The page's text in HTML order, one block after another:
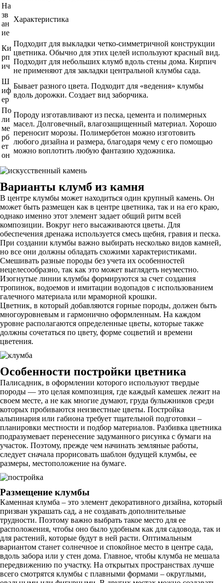
На
зв
ан
ие
Характеристика
Ки
рп
ич
Подходит для выкладки четко-симметричной конструкции
цветника. Обычно для этих целей используют красный вид.
Подходит для небольших клумб вдоль стены дома. Кирпич
не применяют для закладки центральной клумбы сада.
Ш
иф
ер
Бывает разного цвета. Подходит для «ведения» клумбы
вдоль дорожки. Создает вид заборчика.
По
ли
ме
рб
ет
он
Породу изготавливают из песка, цемента и полимерных
масел. Долговечный, влагозащищенный материал. Хорошо
переносит морозы. Полимербетон можно изготовить
любого дизайна и размера, благодаря чему с его помощью
можно воплотить любую фантазию художника.
Варианты клумб из камня
В центре клумбы может находиться один крупный камень. Он
может быть размещен как в центре цветника, так и на его краю,
однако именно этот элемент задает общий ритм всей
композиции. Вокруг него высаживаются цветы. Для
обеспечения дренажа используется смесь щебня, гравия и песка.
При создании клумбы важно выбирать несколько видов камней,
но все они должны обладать схожими характеристиками.
Смешивать разные породы без учета их особенностей
нецелесообразно, так как это может выглядеть неуместно.
Изогнутые линии клумбы формируются за счет создания
тропинок, водоемов и имитации водопадов с использованием
галечного материала или мраморной крошки.
Цветник, в который добавляются горные породы, должен быть
многоуровневым и гармонично оформленным. На каждом
уровне располагаются определенные цветы, которые также
должны сочетаться по цвету, форме соцветий и времени
цветения.
Особенности постройки цветника
Палисадник, в оформлении которого используют твердые
породы — это целая композиция, где каждый камешек лежит на
своем месте, а не как многие думают, груда булыжников среди
которых пробиваются неизвестные цветы. Постройка
альпинария или габиона требует тщательной подготовки –
планировки местности и подбор материалов. Разбивка цветника
подразумевает перенесение задуманного рисунка с бумаги на
участок. Поэтому, прежде чем начинать земляные работы,
следует сначала прорисовать шаблон будущей клумбы, ее
размеры, местоположение на бумаге.
Размещение клумбы
Каменная клумба – это элемент декоративного дизайна, который
призван украшать сад, а не создавать дополнительные
трудности. Поэтому важно выбрать такое место для ее
расположения, чтобы оно было удобным как для садовода, так и
для растений, которые будут в ней расти. Оптимальным
вариантом станет солнечное и спокойное место в центре сада,
вдоль забора или у стен дома. Главное, чтобы клумба не мешала
передвижению по участку. На открытых пространствах лучше
всего смотрятся клумбы с плавными формами – округлыми,